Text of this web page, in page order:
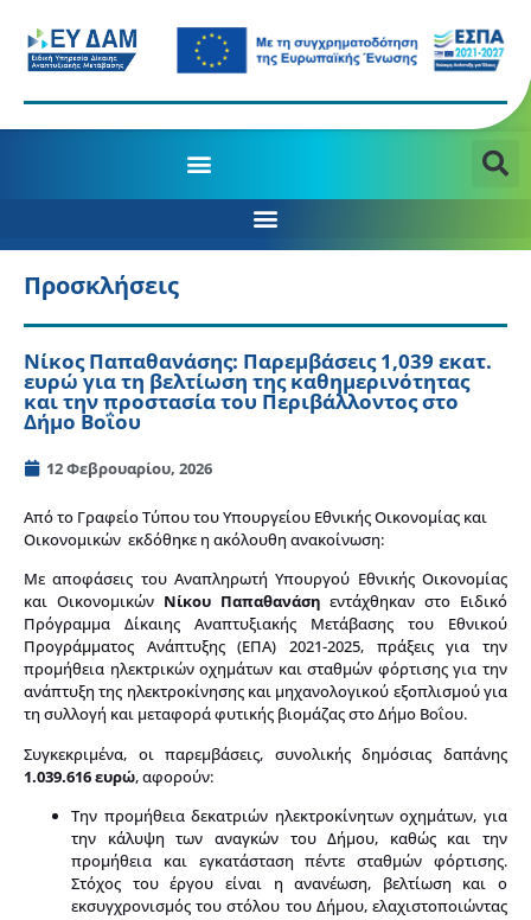
Προσκλήσεις
Νίκος Παπαθανάσης: Παρεμβάσεις 1,039 εκατ.
ευρώ για τη βελτίωση της καθημερινότητας
και την προστασία του Περιβάλλοντος στο
Δήμο Βοΐου
12 Φεβρουαρίου, 2026
Από το Γραφείο Τύπου του Υπουργείου Εθνικής Οικονομίας και
Οικονομικών εκδόθηκε η ακόλουθη ανακοίνωση:
Με αποφάσεις του Αναπληρωτή Υπουργού Εθνικής Οικονομίας
και Οικονομικών Νίκου Παπαθανάση εντάχθηκαν στο Ειδικό
Πρόγραμμα Δίκαιης Αναπτυξιακής Μετάβασης του Εθνικού
Προγράμματος Ανάπτυξης (ΕΠΑ) 2021-2025, πράξεις για την
προμήθεια ηλεκτρικών οχημάτων και σταθμών φόρτισης για την
ανάπτυξη της ηλεκτροκίνησης και μηχανολογικού εξοπλισμού για
τη συλλογή και μεταφορά φυτικής βιομάζας στο Δήμο Βοΐου.
Συγκεκριμένα, οι παρεμβάσεις, συνολικής δημόσιας δαπάνης
1.039.616 ευρώ, αφορούν:
Την προμήθεια δεκατριών ηλεκτροκίνητων οχημάτων, για
την κάλυψη των αναγκών του Δήμου, καθώς και την
προμήθεια και εγκατάσταση πέντε σταθμών φόρτισης.
Στόχος του έργου είναι η ανανέωση, βελτίωση και ο
εκσυγχρονισμός του στόλου του Δήμου, ελαχιστοποιώντας